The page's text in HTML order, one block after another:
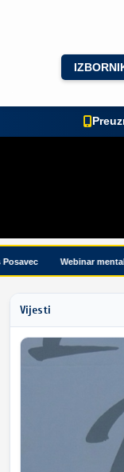
Webinar
Vijesti